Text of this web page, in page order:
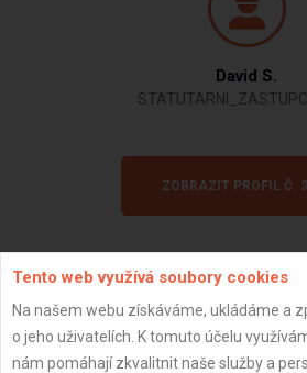
David S.
ZOBRAZIT PROFIL Č.
Důležité
Tento web využívá soubory cookies
Na našem webu získáváme, ukládáme a
o jeho uživatelích. K tomuto účelu
nám pomáhají zkvalitnit naše služby a